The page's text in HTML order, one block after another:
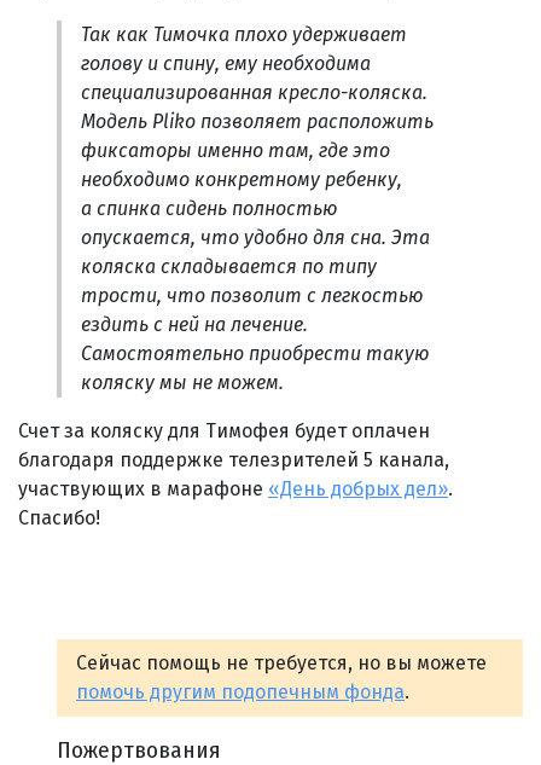
Так как Тимочка плохо удерживает
голову и спину, ему необходима
специализированная кресло-коляска.
Модель Pliko позволяет расположить
фиксаторы именно там, где это
необходимо конкретному ребенку,
а спинка сидень полностью
опускается, что удобно для сна. Эта
коляска складывается по типу
трости, что позволит с легкостью
ездить с ней на лечение.
Самостоятельно приобрести такую
коляску мы не можем.
Счет за коляску для Тимофея будет оплачен
благодаря поддержке телезрителей 5 канала,
участвующих в марафоне «День добрых дел».
Спасибо!
Сейчас помощь не требуется, но вы можете
помочь другим подопечным фонда.
Пожертвования